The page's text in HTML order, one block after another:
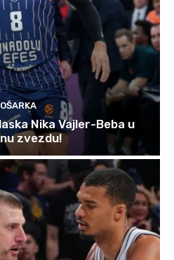
Nika Vajler-Beba u
zvezdu!